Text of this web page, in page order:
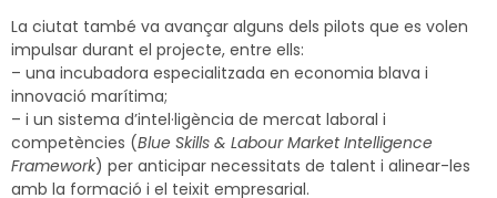
La ciutat també va avançar alguns dels pilots que es volen
impulsar durant el projecte, entre ells:
– una incubadora especialitzada en economia blava i
innovació marítima;
– i un sistema d’intel·ligència de mercat laboral i
competències (Blue Skills & Labour Market Intelligence
Framework) per anticipar necessitats de talent i alinear-les
amb la formació i el teixit empresarial.